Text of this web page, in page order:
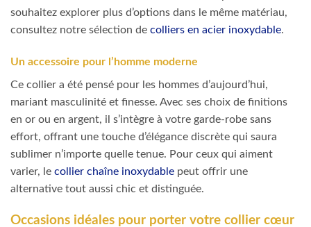
souhaitez explorer plus d’options dans le même matériau,
consultez notre sélection de colliers en acier inoxydable.
Un accessoire pour l’homme moderne
Ce collier a été pensé pour les hommes d’aujourd’hui,
mariant masculinité et finesse. Avec ses choix de finitions
en or ou en argent, il s’intègre à votre garde-robe sans
effort, offrant une touche d’élégance discrète qui saura
sublimer n’importe quelle tenue. Pour ceux qui aiment
varier, le collier chaîne inoxydable peut offrir une
alternative tout aussi chic et distinguée.
Occasions idéales pour porter votre collier cœur